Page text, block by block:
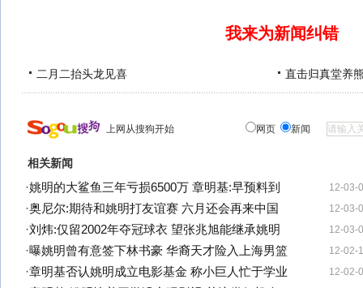
我来为新闻纠错
二月二抬头龙见喜 直击归真堂养
上网从搜狗开始 网页 新闻
相关新闻
12-03-
·姚明的大鲨鱼三年亏损6500万 章明基:早预料到
12-03-
·奥尼尔:期待和姚明打友谊赛 六月还会再来中国
12-03-
·刘炜:仅留2002年夺冠球衣 望张兆旭能继承姚明
12-02-
·曝姚明曾有意签下林书豪 华裔天才险入上海男篮
12-02-
·章明基否认姚明成立电影基金 称小巨人忙于学业